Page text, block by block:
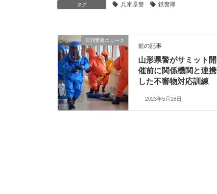
タグ 兵庫県警 鉄警隊
日刊警察ニュース
前の記事
山形県警がサミット開
催前に関係機関と連携
した不審物対応訓練
2023年5月16日